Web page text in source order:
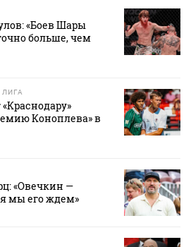
«Боев Шары
больше, чем
Коноплева» в
«Овечкин —
мы его ждем»